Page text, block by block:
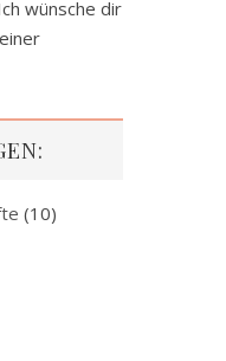
wünsche dir
(10)